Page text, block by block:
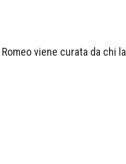
viene curata da chi la